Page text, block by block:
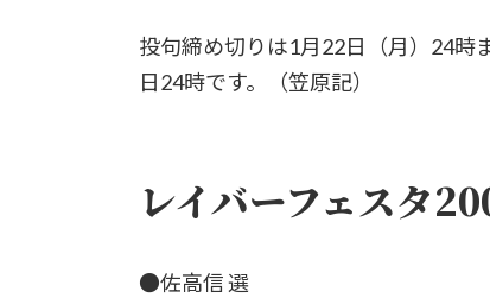
投句締め切りは1月22日（月）24時
日24時です。（笠原記）
レイバーフェスタ
●佐高信 選